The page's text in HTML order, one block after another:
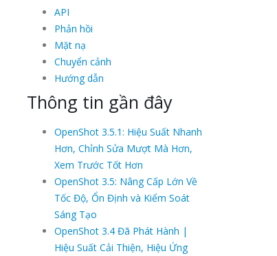
API
Phản hồi
Mặt nạ
Chuyển cảnh
Hướng dẫn
Thông tin gần đây
OpenShot 3.5.1: Hiệu Suất Nhanh
Hơn, Chỉnh Sửa Mượt Mà Hơn,
Xem Trước Tốt Hơn
OpenShot 3.5: Nâng Cấp Lớn Về
Tốc Độ, Ổn Định và Kiểm Soát
Sáng Tạo
OpenShot 3.4 Đã Phát Hành |
Hiệu Suất Cải Thiện, Hiệu Ứng